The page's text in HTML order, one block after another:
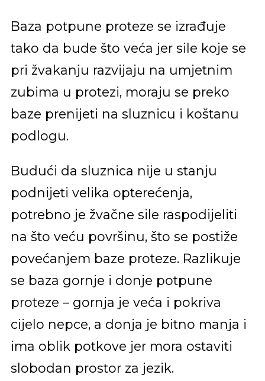
Baza potpune proteze se izrađuje
tako da bude što veća jer sile koje se
pri žvakanju razvijaju na umjetnim
zubima u protezi, moraju se preko
baze prenijeti na sluznicu i koštanu
podlogu.
Budući da sluznica nije u stanju
podnijeti velika opterećenja,
potrebno je žvačne sile raspodijeliti
na što veću površinu, što se postiže
povećanjem baze proteze. Razlikuje
se baza gornje i donje potpune
proteze – gornja je veća i pokriva
cijelo nepce, a donja je bitno manja i
ima oblik potkove jer mora ostaviti
slobodan prostor za jezik.